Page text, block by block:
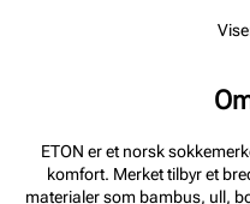
ETON er et norsk
komfort. Merket tilbyr et
materialer som bambus, ull,